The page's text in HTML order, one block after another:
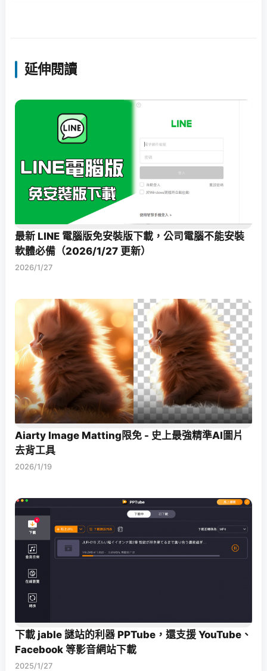
延伸閱讀
最新 LINE 電腦版免安裝版下載，公司電腦不能安裝
軟體必備（2026/1/27 更新）
2026/1/27
Aiarty Image Matting限免 - 史上最強精準AI圖片
去背工具
2026/1/19
下載 jable 謎站的利器 PPTube，還支援 YouTube、
Facebook 等影音網站下載
2025/1/27